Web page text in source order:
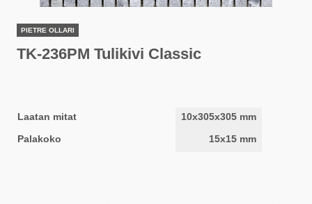
PIETRE OLLARI
TK-236PM Tulikivi Classic
Laatan mitat
10x305x305 mm
Palakoko
15x15 mm